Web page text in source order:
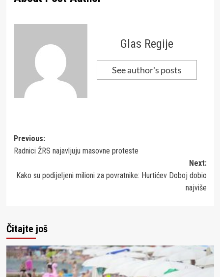
Glas Regije
See author's posts
Post
navigation
Previous:
Radnici ŽRS najavljuju masovne proteste
Next:
Kako su podijeljeni milioni za povratnike: Hurtićev Doboj dobio
najviše
Čitajte još